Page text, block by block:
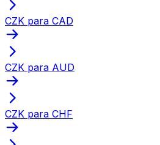
CZK para CAD
CZK para AUD
CZK para CHF